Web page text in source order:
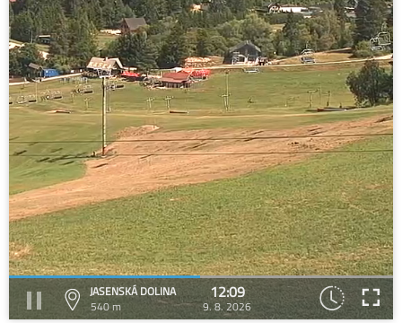
JASENSKÁ DOLINA
540 m
12:09
9. 8. 2026